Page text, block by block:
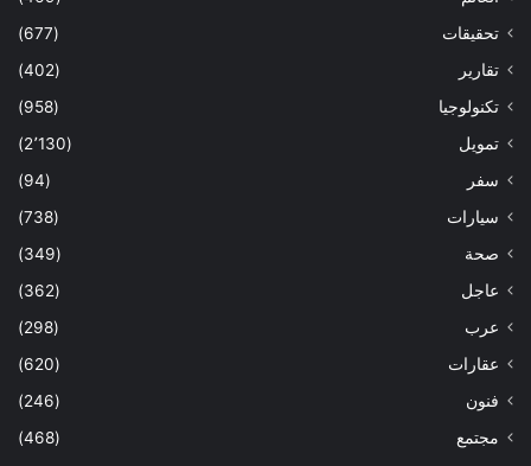
تحقيقات
(677)
تقارير
(402)
تكنولوجيا
(958)
تمويل
(2٬130)
سفر
(94)
سيارات
(738)
صحة
(349)
عاجل
(362)
عرب
(298)
عقارات
(620)
فنون
(246)
مجتمع
(468)